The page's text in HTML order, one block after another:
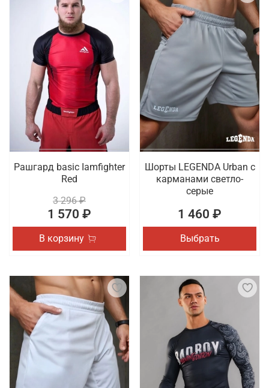
Рашгард basic Iamfighter
Red
3 296 ₽
1 570 ₽
В корзину
Шорты LEGENDA Urban c
карманами светло-
серые
1 460 ₽
Выбрать